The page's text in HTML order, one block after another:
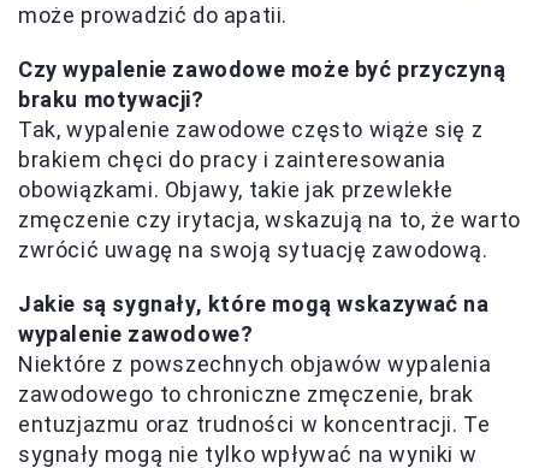
może prowadzić do apatii.
Czy wypalenie zawodowe może być przyczyną
braku motywacji?
Tak, wypalenie zawodowe często wiąże się z
brakiem chęci do pracy i zainteresowania
obowiązkami. Objawy, takie jak przewlekłe
zmęczenie czy irytacja, wskazują na to, że warto
zwrócić uwagę na swoją sytuację zawodową.
Jakie są sygnały, które mogą wskazywać na
wypalenie zawodowe?
Niektóre z powszechnych objawów wypalenia
zawodowego to chroniczne zmęczenie, brak
entuzjazmu oraz trudności w koncentracji. Te
sygnały mogą nie tylko wpływać na wyniki w